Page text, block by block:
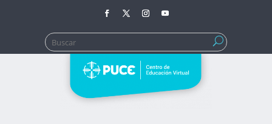
Buscar: